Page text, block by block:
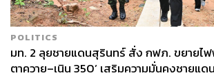
POLITICS
มท. 2 ลุยชายแดนสุรินทร์ สั่ง กฟภ. ขยายไฟ
ตาควาย–เนิน 350’ เสริมความมั่นคงชายแดน